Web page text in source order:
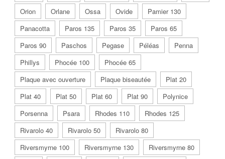
Orion
Orlane Ossa Ovide
Pamier 130
Panacotta
Paros 135 Paros 35
Paros 65
Paros 90
Paschos Pegase Péléas
Penna
Phillys
Phocée 100
Phocée 65
Plaque avec ouverture
Plaque biseautée
Plat 20
Plat 40
Plat 50 Plat 60 Plat 90
Polynice
Porsenna
Psara Rhodes 110
Rhodes 125
Rivarolo 40
Rivarolo 50
Rivarolo 80
Riversmyrne 100
Riversmyrne 130
Riversmyrne 80